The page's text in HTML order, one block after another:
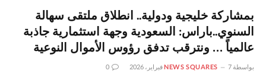
بمشاركة خليجية ودولية.. انطلاق ملتقى سهالة
السنوي..باراس: السعودية وجهة استثمارية جاذبة
عالمياً … ونترقب تدفق رؤوس الأموال النوعية
بواسطة NEWS SQUARES 7 فبراير، 2026 0